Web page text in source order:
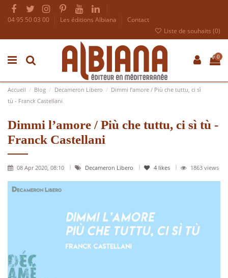
04 95 50 03 00 Les éditions Albiana
Contact
Liste de souhaits (0)
0
Accueil Blog Decameron Libero
Dimmi l’amore / Più che tuttu, ci sì
tù - Franck Castellani
Dimmi l’amore / Più che tuttu, ci sì tù -
Franck Castellani
08 Apr 2020, 08:10 Decameron Libero 4 likes 1863 views